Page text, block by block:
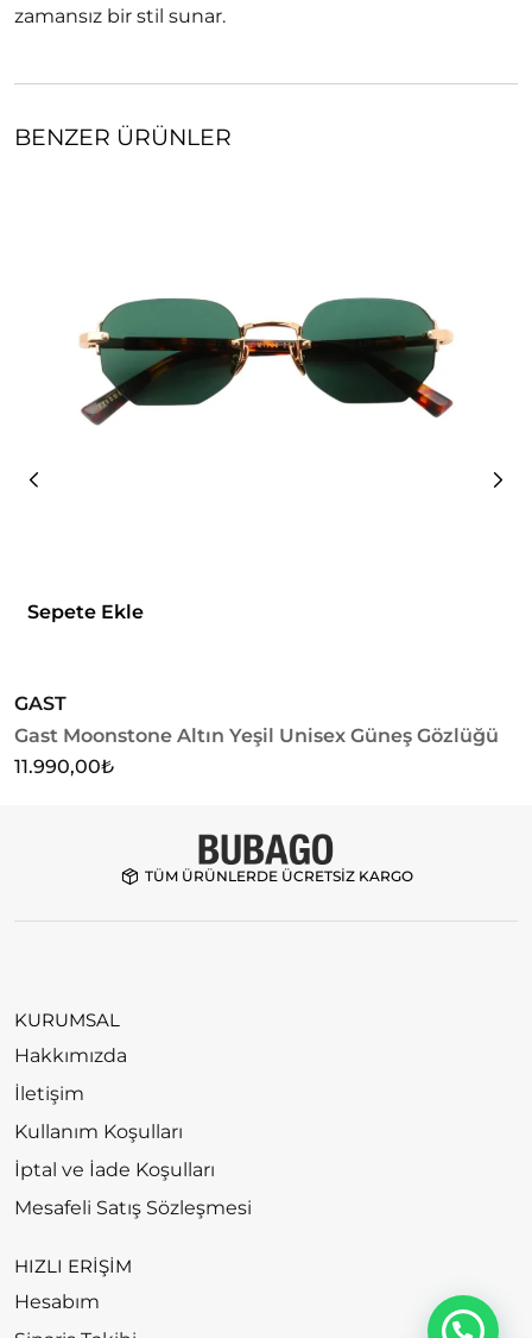
zamansız bir stil sunar.
BENZER ÜRÜNLER
Sepete Ekle
GAST
Gast Moonstone Altın Yeşil Unisex Güneş Gözlüğü
11.990,00₺
TÜM ÜRÜNLERDE ÜCRETSİZ KARGO
KURUMSAL
Hakkımızda
İletişim
Kullanım Koşulları
İptal ve İade Koşulları
Mesafeli Satış Sözleşmesi
HIZLI ERİŞİM
Hesabım